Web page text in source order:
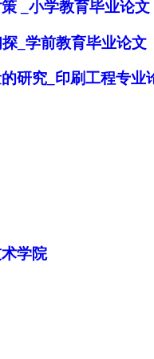
_小学教育毕业论文
_学前教育毕业论文
研究_印刷工程专业
学院